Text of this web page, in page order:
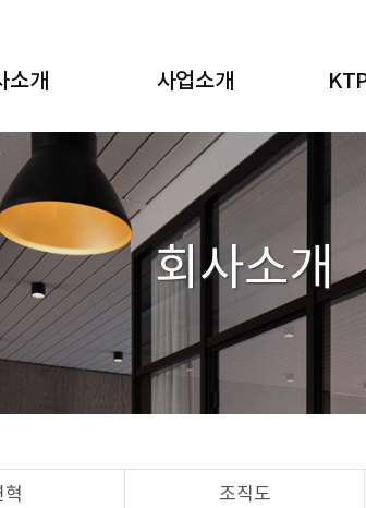
소개
말
혁
도
현황
시는 길
사업소개
적용산업
업무절차
플
교
회사소개
혁 조직도